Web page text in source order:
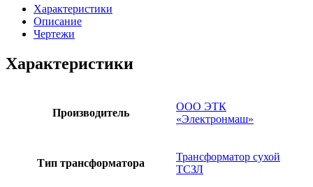
Характеристики
Описание
Чертежи
Характеристики
Производитель
ООО ЭТК
«Электронмаш»
Тип трансформатора
Трансформатор сухой
ТСЗЛ